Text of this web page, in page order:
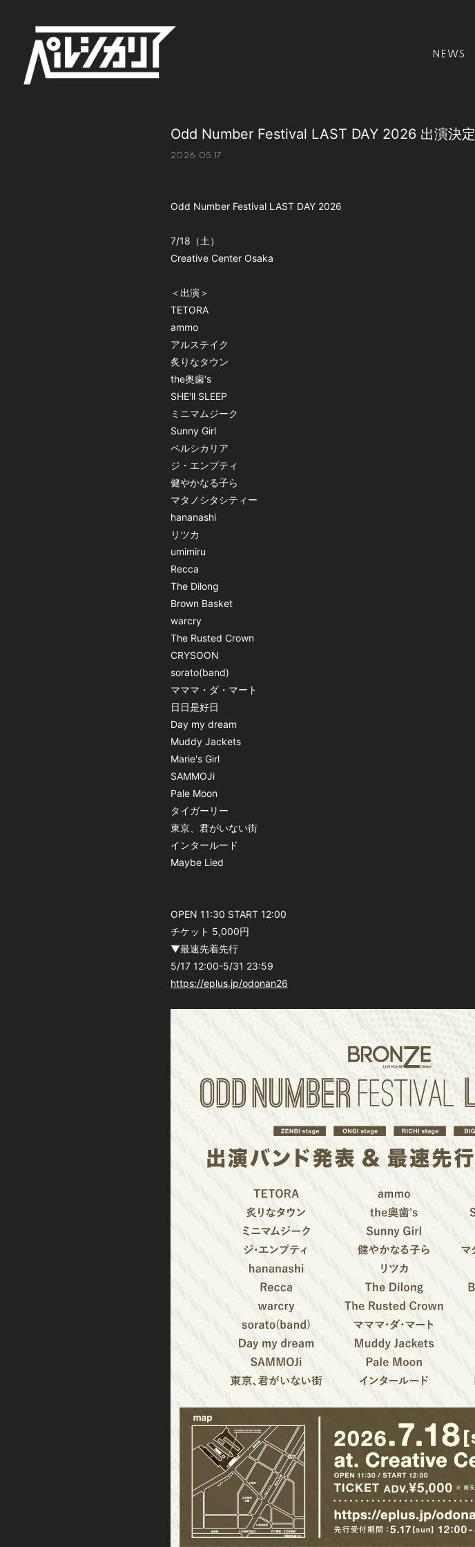
NEWS
Odd Number Festival LAST DAY 2026 出演決定
2026.05.17
Odd Number Festival LAST DAY 2026
7/18（土）
Creative Center Osaka
＜出演＞
TETORA
ammo
アルステイク
炙りなタウン
the奥歯's
SHE'll SLEEP
ミニマムジーク
Sunny Girl
ペルシカリア
ジ・エンプティ
健やかなる子ら
マタノシタシティー
hananashi
リツカ
umimiru
Recca
The Dilong
Brown Basket
warcry
The Rusted Crown
CRYSOON
sorato(band)
マママ・ダ・マート
日日是好日
Day my dream
Muddy Jackets
Marie's Girl
SAMMOJi
Pale Moon
タイガーリー
東京、君がいない街
インタールード
Maybe Lied
OPEN 11:30 START 12:00
チケット 5,000円
▼最速先着先行
5/17 12:00-5/31 23:59
https://eplus.jp/odonan26